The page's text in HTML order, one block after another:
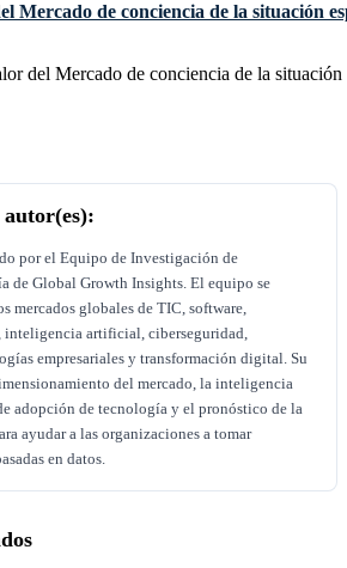
Mercado de conciencia de la situación
del Mercado de conciencia de la
por el Equipo de Investigación de
de Global Growth Insights. El equipo se
mercados globales de TIC, software,
inteligencia artificial, ciberseguridad,
empresariales y transformación digital. Su
del mercado, la inteligencia
adopción de tecnología y el pronóstico de la
ayudar a las organizaciones a tomar
en datos.